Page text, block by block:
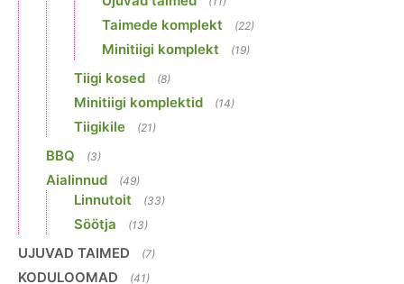
Taimede komplekt (22)
Minitiigi komplekt (19)
Tiigi kosed (8)
Minitiigi komplektid (14)
Tiigikile (21)
BBQ (3)
Aialinnud (49)
Linnutoit (33)
Söötja (13)
UJUVAD TAIMED (7)
KODULOOMAD (41)